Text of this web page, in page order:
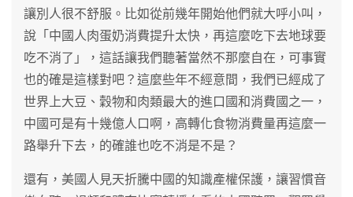
讓別人很不舒服。比如從前幾年開始他們就大呼小叫，
說「中國人肉蛋奶消費提升太快，再這麼吃下去地球要
吃不消了」，這話讓我們聽著當然不那麼自在，可事實
也的確是這樣對吧？這麼些年不經意間，我們已經成了
世界上大豆、穀物和肉類最大的進口國和消費國之一，
中國可是有十幾億人口啊，高轉化食物消費量再這麼一
路舉升下去，的確誰也吃不消是不是？
還有，美國人見天折騰中國的知識產權保護，讓習慣音